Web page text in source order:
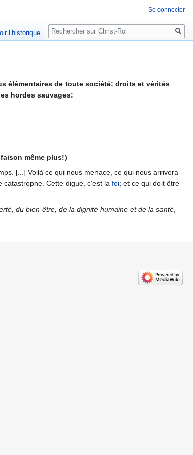
élémentaires de toute société; droits et vérités
hordes sauvages:
même plus!)
[...] Voilà ce qui nous menace, ce qui nous arrivera
catastrophe. Cette digue, c'est la foi; et ce qui doit être
du bien-être, de la dignité humaine et de la santé
Se connecter
l’historique
Rechercher